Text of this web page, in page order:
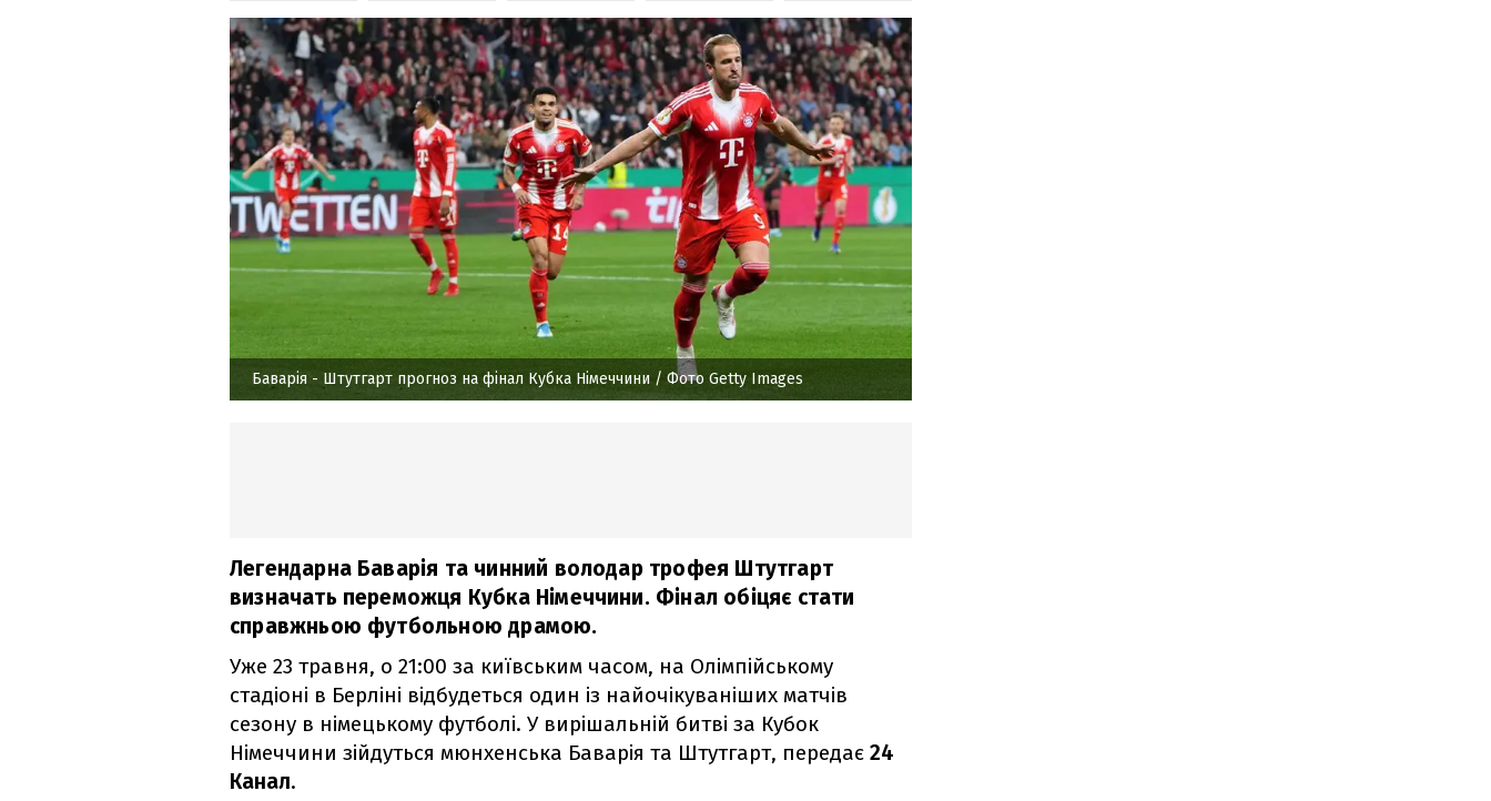
Баварія - Штутгарт прогноз на фінал Кубка Німеччини / Фото Getty Images
Легендарна Баварія та чинний володар трофея Штутгарт
визначать переможця Кубка Німеччини. Фінал обіцяє стати
справжньою футбольною драмою.
Уже 23 травня, о 21:00 за київським часом, на Олімпійському
стадіоні в Берліні відбудеться один із найочікуваніших матчів
сезону в німецькому футболі. У вирішальній битві за Кубок
Німеччини зійдуться мюнхенська Баварія та Штутгарт, передає 24
Канал.